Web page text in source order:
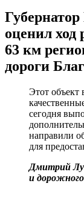
оценил ход
63 км
дороги
Этот объект
сегодня
направили
для
Дмитрий
и